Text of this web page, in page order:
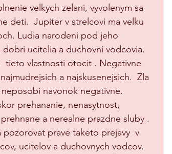
velkych zelani, vyvolenym sa
deti.  Jupiter v strelcovi ma velku
Ludia narodeni pod jeho
ucitelia a duchovni vodcovia.
tieto vlastnosti otocit . Negativne
a najskusenejsich.  Zla
navonok negativne.
prehananie, nenasytnost,
a nerealne prazdne sluby .
prave taketo prejavy  v
ucitelov a duchovnych vodcov.